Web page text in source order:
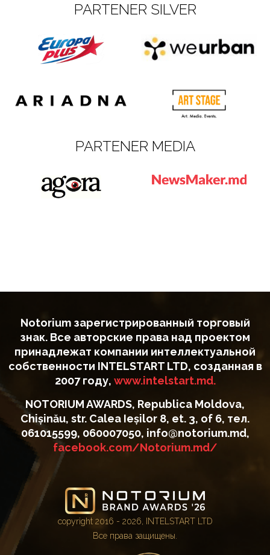
PARTENER SILVER
PARTENER MEDIA
Notorium зарегистрированный торговый
знак. Все авторские права над проектом
принадлежат компании интеллектуальной
собственности INTELSTART LTD, созданная в
2007 году, www.intelstart.md.
NOTORIUM AWARDS, Republica Moldova,
Chișinău, str. Calea Ieșilor 8, et. 3, of 6, тел.
061015599, 060007050, info@notorium.md,
facebook.com/Notorium.md/
copyright 2016 - 2026, INTELSTART LTD
Все права защищены.